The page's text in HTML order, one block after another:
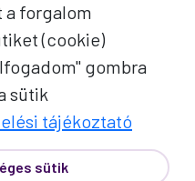
a forgalom
(cookie)
gombra
sütik
tájékoztató
sütik